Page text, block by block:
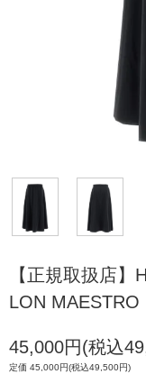
【正規取扱店
LON
45,000円(税込
定価 45,000円(税込49,500円)